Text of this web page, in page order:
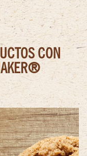
CON